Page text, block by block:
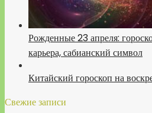
Рожденные 23 апреля:
карьера, сабианский символ
Китайский гороскоп на
Свежие записи